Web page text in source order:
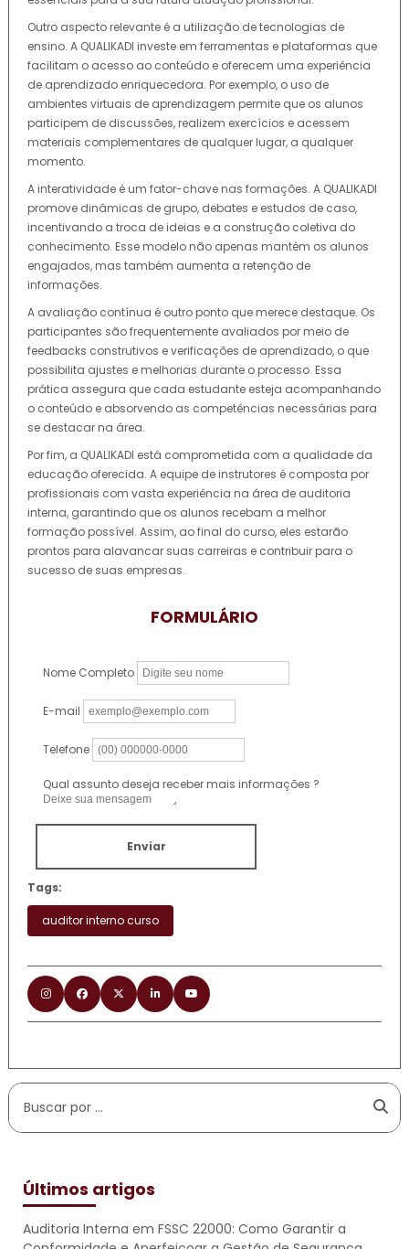
Outro aspecto relevante é a utilização de tecnologias de
ensino. A QUALIKADI investe em ferramentas e plataformas que
facilitam o acesso ao conteúdo e oferecem uma experiência
de aprendizado enriquecedora. Por exemplo, o uso de
ambientes virtuais de aprendizagem permite que os alunos
participem de discussões, realizem exercícios e acessem
materiais complementares de qualquer lugar, a qualquer
momento.
A interatividade é um fator-chave nas formações. A QUALIKADI
promove dinâmicas de grupo, debates e estudos de caso,
incentivando a troca de ideias e a construção coletiva do
conhecimento. Esse modelo não apenas mantém os alunos
engajados, mas também aumenta a retenção de
informações.
A avaliação contínua é outro ponto que merece destaque. Os
participantes são frequentemente avaliados por meio de
feedbacks construtivos e verificações de aprendizado, o que
possibilita ajustes e melhorias durante o processo. Essa
prática assegura que cada estudante esteja acompanhando
o conteúdo e absorvendo as competências necessárias para
se destacar na área.
Por fim, a QUALIKADI está comprometida com a qualidade da
educação oferecida. A equipe de instrutores é composta por
profissionais com vasta experiência na área de auditoria
interna, garantindo que os alunos recebam a melhor
formação possível. Assim, ao final do curso, eles estarão
prontos para alavancar suas carreiras e contribuir para o
sucesso de suas empresas.
FORMULÁRIO
Nome Completo
E-mail
Telefone
Qual assunto deseja receber mais informações ?
Enviar
Tags:
auditor interno curso
Últimos artigos
Auditoria Interna em FSSC 22000: Como Garantir a